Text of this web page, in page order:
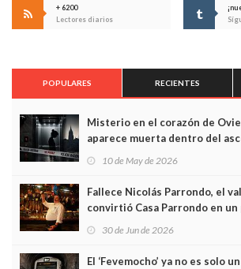
+ 6200
Lectores diarios
POPULARES RECIENTES
Misterio en el corazón de
aparece muerta dentro del
10 de May de 2026
Fallece Nicolás Parrondo, el
convirtió Casa Parrondo en un
30 de Jun de 2026
El ‘Fevemocho’ ya no es solo